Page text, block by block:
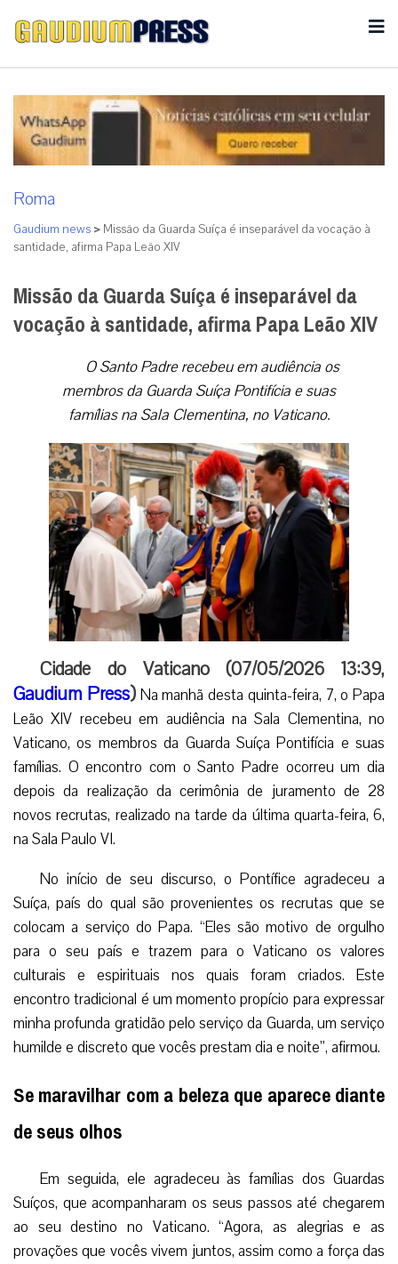
Roma
Gaudium news > Missão da Guarda Suíça é inseparável da vocação à
santidade, afirma Papa Leão XIV
Missão da Guarda Suíça é inseparável da
vocação à santidade, afirma Papa Leão XIV
O Santo Padre recebeu em audiência os
membros da Guarda Suíça Pontifícia e suas
famílias na Sala Clementina, no Vaticano.
Cidade do Vaticano (07/05/2026 13:39,
Gaudium Press)Na manhã desta quinta-feira, 7, o Papa
Leão XIV recebeu em audiência na Sala Clementina, no
Vaticano, os membros da Guarda Suíça Pontifícia e suas
famílias. O encontro com o Santo Padre ocorreu um dia
depois da realização da cerimônia de juramento de 28
novos recrutas, realizado na tarde da última quarta-feira, 6,
na Sala Paulo VI.
No início de seu discurso, o Pontífice agradeceu a
Suíça, país do qual são provenientes os recrutas que se
colocam a serviço do Papa. “Eles são motivo de orgulho
para o seu país e trazem para o Vaticano os valores
culturais e espirituais nos quais foram criados. Este
encontro tradicional é um momento propício para expressar
minha profunda gratidão pelo serviço da Guarda, um serviço
humilde e discreto que vocês prestam dia e noite”, afirmou.
Se maravilhar com a beleza que aparece diante
de seus olhos
Em seguida, ele agradeceu às famílias dos Guardas
Suíços, que acompanharam os seus passos até chegarem
ao seu destino no Vaticano. “Agora, as alegrias e as
provações que vocês vivem juntos, assim como a força das